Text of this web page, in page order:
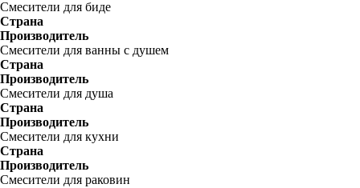
Смесители для биде
Страна
Производитель
Смесители для ванны с душем
Страна
Производитель
Смесители для душа
Страна
Производитель
Смесители для кухни
Страна
Производитель
Смесители для раковин